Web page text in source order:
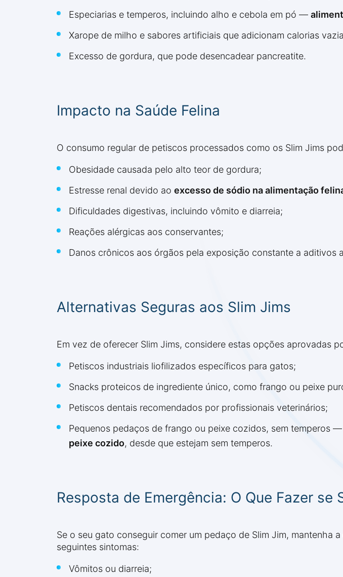
Especiarias e temperos, incluindo alho e cebola em pó —
Xarope de milho e sabores artificiais que adicionam calorias
Excesso de gordura, que pode desencadear pancreatite.
Impacto na Saúde Felina
O consumo regular de petiscos processados como os Slim Jims
Obesidade causada pelo alto teor de gordura;
Estresse renal devido ao excesso de sódio na alimentação
Dificuldades digestivas, incluindo vômito e diarreia;
Reações alérgicas aos conservantes;
Danos crônicos aos órgãos pela exposição constante a aditivos
Alternativas Seguras aos Slim Jims
Em vez de oferecer Slim Jims, considere estas opções aprovadas
Petiscos industriais liofilizados específicos para gatos;
Snacks proteicos de ingrediente único, como frango ou peixe
Petiscos dentais recomendados por profissionais veterinários;
Pequenos pedaços de frango ou peixe cozidos, sem temperos
peixe cozido, desde que estejam sem temperos.
Resposta de Emergência: O Que Fazer se
Se o seu gato conseguir comer um pedaço de Slim Jim, mantenha
seguintes sintomas:
Vômitos ou diarreia;